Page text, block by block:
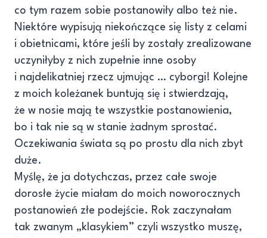
co tym razem sobie postanowiły albo też nie.
Niektóre wypisują niekończące się listy z celami
i obietnicami, które jeśli by zostały zrealizowane
uczyniłyby z nich zupełnie inne osoby
i najdelikatniej rzecz ujmując … cyborgi! Kolejne
z moich koleżanek buntują się i stwierdzają,
że w nosie mają te wszystkie postanowienia,
bo i tak nie są w stanie żadnym sprostać.
Oczekiwania świata są po prostu dla nich zbyt
duże.
Myślę, że ja dotychczas, przez całe swoje
dorosłe życie miałam do moich noworocznych
postanowień złe podejście. Rok zaczynałam
tak zwanym „klasykiem” czyli wszystko muszę,